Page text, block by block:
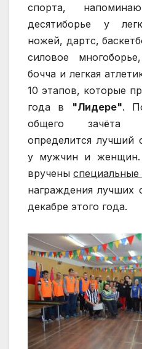
спорта,
десятиборье у
ножей, дартс,
силовое
бочча и легкая
10 этапов, которые
года в
"Лидере".
общего зачёта
определится лучший
у мужчин и женщин.
вручены
награждения лучших
декабре этого года.